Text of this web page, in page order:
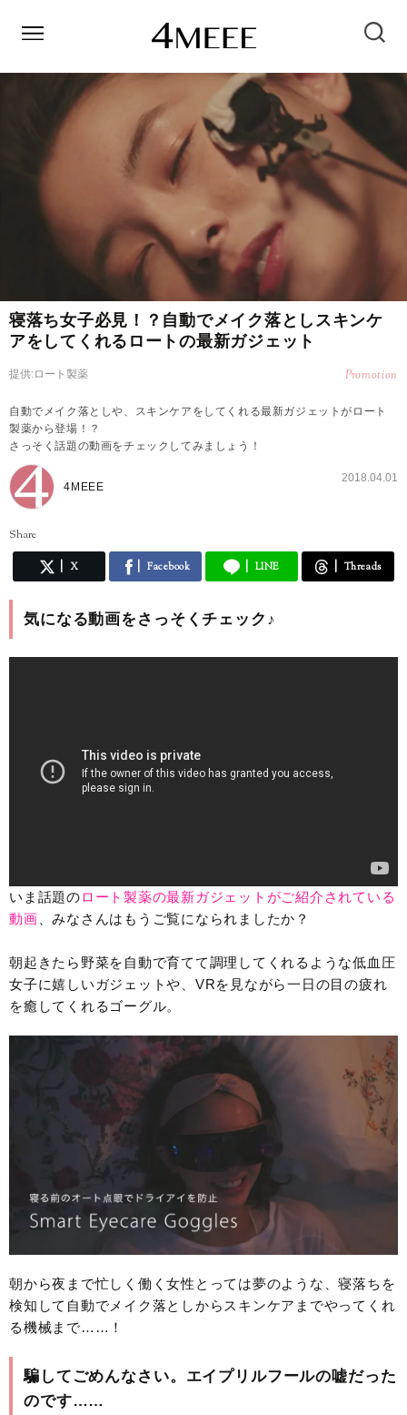
寝落ち女子必見！？自動でメイク落としスキンケ
アをしてくれるロートの最新ガジェット
提供:ロート製薬 Promotion
自動でメイク落としや、スキンケアをしてくれる最新ガジェットがロート
製薬から登場！？
さっそく話題の動画をチェックしてみましょう！
4MEEE
2018.04.01
Share
X Facebook LINE Threads
気になる動画をさっそくチェック♪
いま話題のロート製薬の最新ガジェットがご紹介されている
動画、みなさんはもうご覧になられましたか？
朝起きたら野菜を自動で育てて調理してくれるような低血圧
女子に嬉しいガジェットや、VRを見ながら一日の目の疲れ
を癒してくれるゴーグル。
朝から夜まで忙しく働く女性とっては夢のような、寝落ちを
検知して自動でメイク落としからスキンケアまでやってくれ
る機械まで……！
騙してごめんなさい。エイプリルフールの嘘だった
のです……